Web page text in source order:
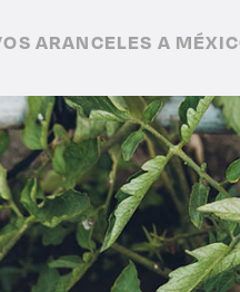
ARANCELES A